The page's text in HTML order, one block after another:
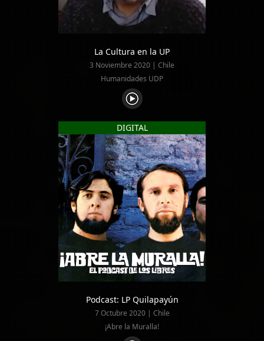
La Cultura en la UP
3 Noviembre 2020 | Chile
Humanidades UDP
DIGITAL
Podcast: LP Quilapayún
7 Octubre 2020 | Chile
¡Abre la Muralla!